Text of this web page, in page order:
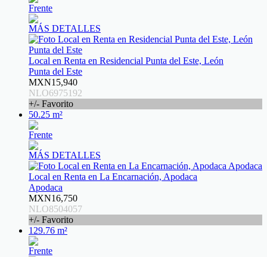
Frente
MÁS DETALLES
Local en Renta en Residencial Punta del Este, León
Punta del Este
MXN15,940
NLO6975192
+/- Favorito
50.25 m²
Frente
MÁS DETALLES
Local en Renta en La Encarnación, Apodaca
Apodaca
MXN16,750
NLO8504057
+/- Favorito
129.76 m²
Frente